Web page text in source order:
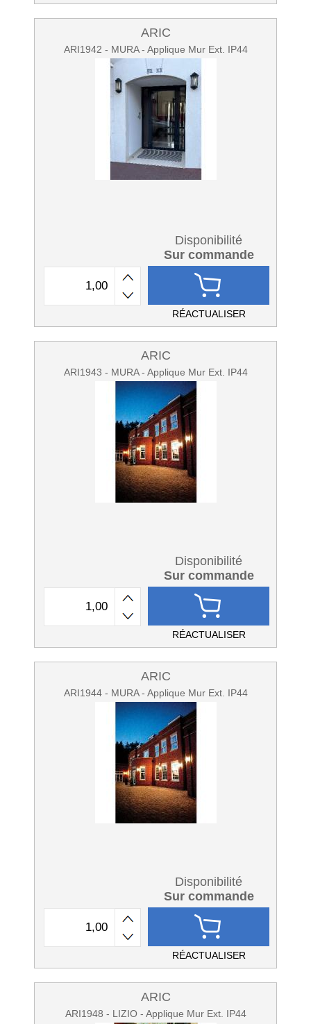
ARIC
ARI1942 - MURA - Applique Mur Ext. IP44
Disponibilité
Sur commande
RÉACTUALISER
ARIC
ARI1943 - MURA - Applique Mur Ext. IP44
Disponibilité
Sur commande
RÉACTUALISER
ARIC
ARI1944 - MURA - Applique Mur Ext. IP44
Disponibilité
Sur commande
RÉACTUALISER
ARIC
ARI1948 - LIZIO - Applique Mur Ext. IP44